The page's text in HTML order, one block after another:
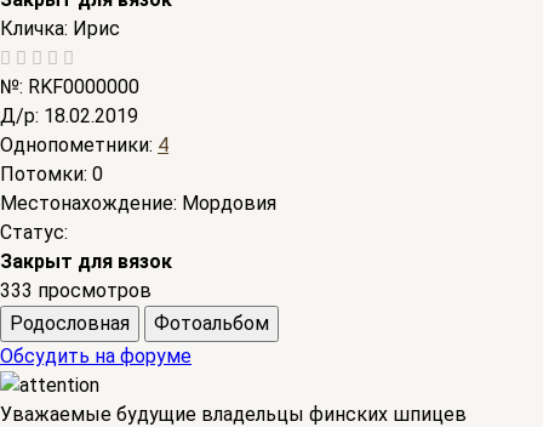
Кличка: Ирис
№: RKF0000000
Д/р: 18.02.2019
Однопометники: 4
Потомки: 0
Местонахождение: Мордовия
Статус:
Закрыт для вязок
333 просмотров
Родословная
Фотоальбом
Обсудить на форуме
Уважаемые будущие владельцы финских шпицев